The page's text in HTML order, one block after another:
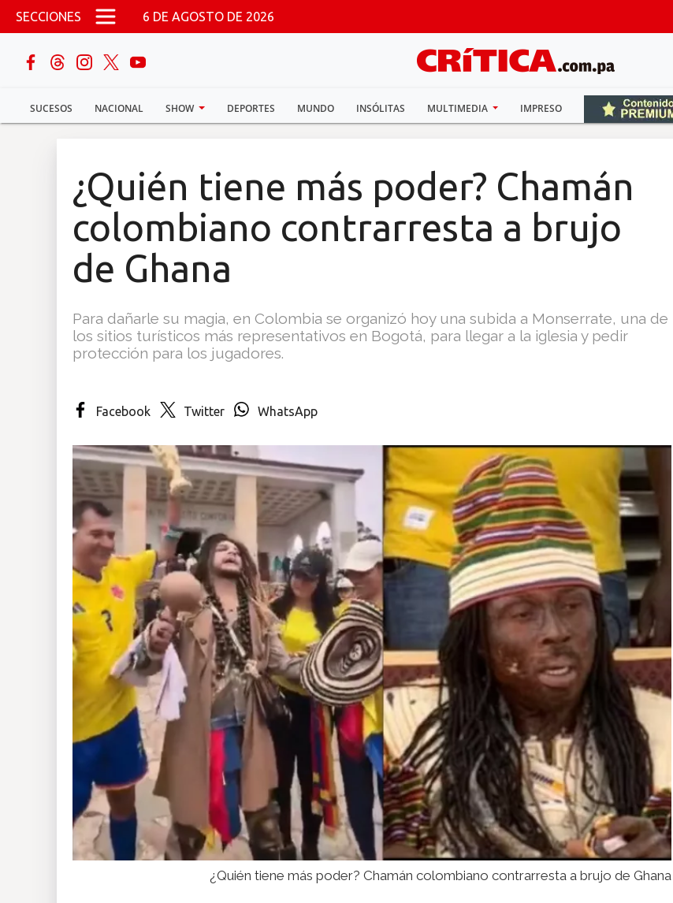
Pasar al contenido principal
SECCIONES 6 DE AGOSTO DE 2026
SUCESOS NACIONAL SHOW DEPORTES MUNDO INSÓLITAS MULTIMEDIA IMPRESO
buscar
Sucesos
¿Quién tiene más poder? Chamán
colombiano contrarresta a brujo
de Ghana
Para dañarle su magia, en Colombia se organizó hoy una subida a Monserrate, una de
los sitios turísticos más representativos en Bogotá, para llegar a la iglesia y pedir
protección para los jugadores.
Facebook Twitter WhatsApp
¿Quién tiene más poder? Chamán colombiano contrarresta a brujo de Ghana